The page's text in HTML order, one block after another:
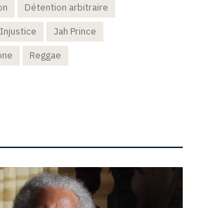
Détention arbitraire
Injustice
Jah Prince
Reggae